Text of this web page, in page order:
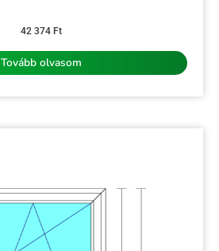
42 374 Ft
Tovább olvasom